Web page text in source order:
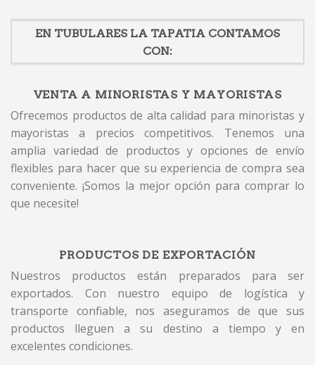
EN TUBULARES LA TAPATIA CONTAMOS
CON:
VENTA A MINORISTAS Y MAYORISTAS
Ofrecemos productos de alta calidad para minoristas y
mayoristas a precios competitivos. Tenemos una
amplia variedad de productos y opciones de envío
flexibles para hacer que su experiencia de compra sea
conveniente. ¡Somos la mejor opción para comprar lo
que necesite!
PRODUCTOS DE EXPORTACIÓN
Nuestros productos están preparados para ser
exportados. Con nuestro equipo de logística y
transporte confiable, nos aseguramos de que sus
productos lleguen a su destino a tiempo y en
excelentes condiciones.